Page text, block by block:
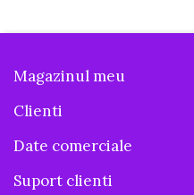
Magazinul meu
Clienti
Date comerciale
Suport clienti